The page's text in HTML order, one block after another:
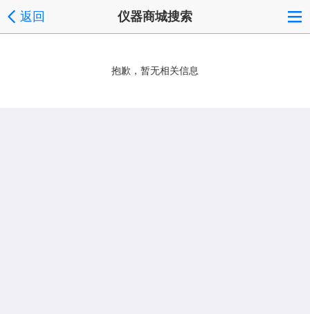
返回 仪器商城搜索
抱歉，暂无相关信息